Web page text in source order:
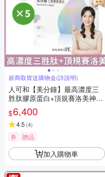
超商取貨送購物金(詳說明)
人可和【美分鐘】最高濃度三
胜肽膠原蛋白+頂規賽洛美神經
醯胺+天然長效C+韓國玻尿酸｜
永豐集團｜小分子高吸收 養顏
美容遠勝超能膠原｜永豐集團
$6,400
4.5 (4)
券 贈品
加入購物車